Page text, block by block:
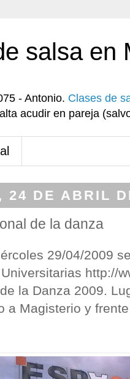
salsa en
- Antonio. Clases de
acudir en pareja
24 DE ABRIL
de la danza
29/04/2009
http://
la Danza 2009.
a Magisterio y